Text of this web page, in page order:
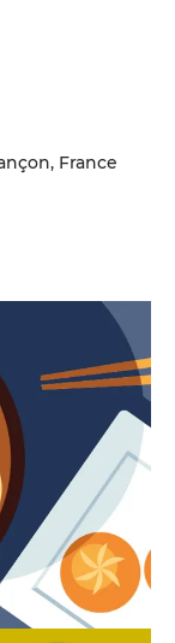
France